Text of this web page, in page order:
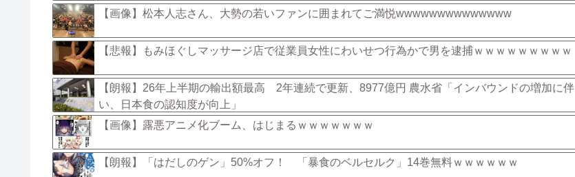
【画像】松本人志さん、大勢の若いファンに囲まれてご満悦wwwwwwwwwwwwww
【悲報】もみほぐしマッサージ店で従業員女性にわいせつ行為かで男を逮捕ｗｗｗｗｗｗｗｗｗ
【朗報】26年上半期の輸出額最高 2年連続で更新、8977億円 農水省「インバウンドの増加に伴
い、日本食の認知度が向上」
【画像】露悪アニメ化ブーム、はじまるｗｗｗｗｗｗｗ
【朗報】「はだしのゲン」50%オフ！ 「暴食のベルセルク」14巻無料ｗｗｗｗｗｗ